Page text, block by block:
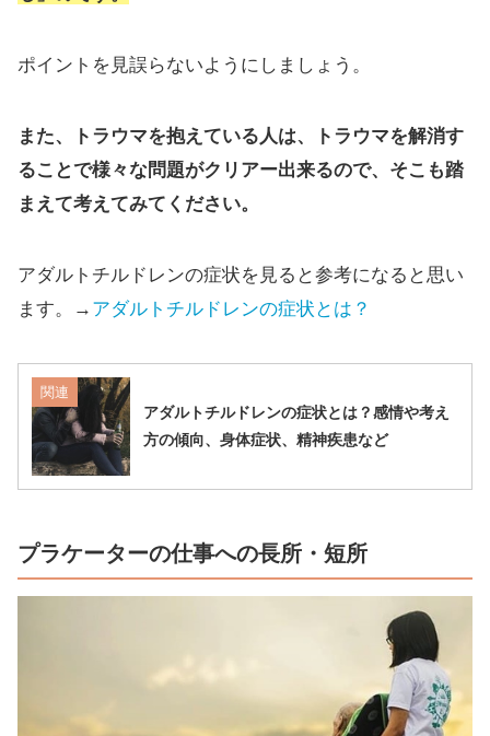
ポイントを見誤らないようにしましょう。
また、トラウマを抱えている人は、トラウマを解消す
ることで様々な問題がクリアー出来るので、そこも踏
まえて考えてみてください。
アダルトチルドレンの症状を見ると参考になると思い
ます。→ アダルトチルドレンの症状とは？
関連
アダルトチルドレンの症状とは？感情や考え
方の傾向、身体症状、精神疾患など
プラケーターの仕事への長所・短所